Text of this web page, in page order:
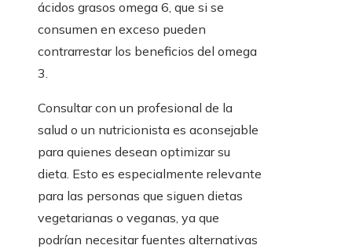
ácidos grasos omega 6, que si se
consumen en exceso pueden
contrarrestar los beneficios del omega
3.
Consultar con un profesional de la
salud o un nutricionista es aconsejable
para quienes desean optimizar su
dieta. Esto es especialmente relevante
para las personas que siguen dietas
vegetarianas o veganas, ya que
podrían necesitar fuentes alternativas